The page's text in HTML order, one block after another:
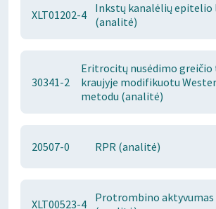
XLT01202-4
Inkstų kanalėlių epitelio
(analitė)
30341-2
Eritrocitų nusėdimo greičio
kraujyje modifikuotu
metodu (analitė)
20507-0 RPR (analitė)
XLT00523-4
Protrombino aktyvumas